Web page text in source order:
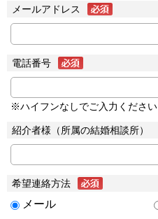
メールアドレス
電話番号
※ハイフンなしでご入力ください
紹介者様（所属の結婚相談所）
希望連絡方法
メール